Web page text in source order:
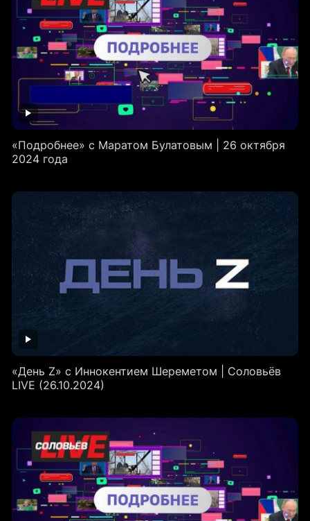
«Подробнее» с Маратом Булатовым | 26 октября
2024 года
«День Z» с Иннокентием Шереметом | Соловьёв
LIVE (26.10.2024)